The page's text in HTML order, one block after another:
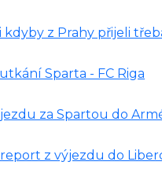
z Prahy přijeli
Sparta - FC Riga
za Spartou do
z výjezdu do